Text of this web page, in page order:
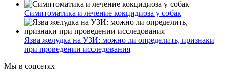
Симптоматика и лечение кокцидиоза у собак
Язва желудка на УЗИ: можно ли определить, признаки
при проведении исследования
Мы в соцсетях